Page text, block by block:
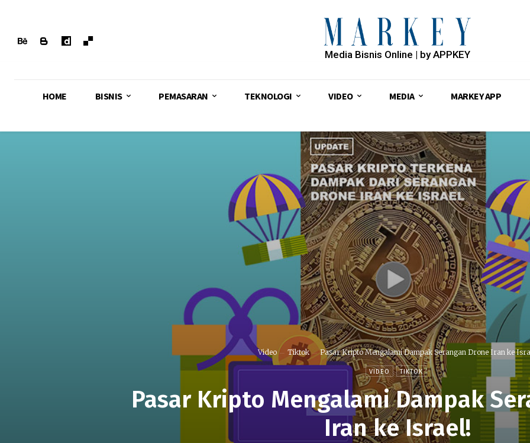
Media Bisnis Online | by APPKEY
HOME BISNIS PEMASARAN TEKNOLOGI VIDEO MEDIA MARKEY APP
Video Tiktok Pasar Kripto Mengalami Dampak Serangan Drone Iran ke
VIDEO TIKTOK
Pasar Kripto Mengalami Dampak
Iran ke Israel!